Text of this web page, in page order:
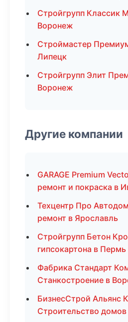
Стройгрупп Классик
Воронеж
Строймастер
Липецк
Стройгрупп Элит
Воронеж
Другие компании
GARAGE Premium
ремонт и покраска в
Техцентр Про
ремонт в Ярославль
Стройгрупп Бетон
гипсокартона в Пермь
Фабрика Стандарт
Станкостроение в
БизнесСтрой Альянс
Строительство